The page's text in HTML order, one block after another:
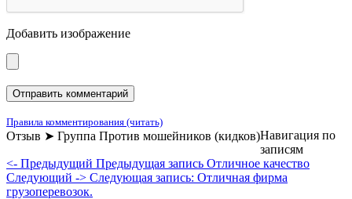
Добавить изображение
Правила комментирования (читать)
Отзыв ➤ Группа Против мошейников (кидков)Навигация по
записям
<- Предыдущий Предыдущая запись Отличное качество
Следующий -> Следующая запись: Отличная фирма
грузоперевозок.